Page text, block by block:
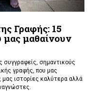
Γραφής: 15
μαθαίνουν
συγγραφείς, σημαντικούς
γραφής, που μας
μας ιστορίες καλύτερα αλλά